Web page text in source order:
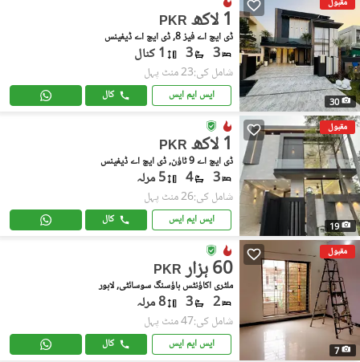
30
PKR 1 لاکھ
ڈی ایچ اے فیز 8, ڈی ایچ اے ڈیفینس
3
3 1 کنال
شامل کی:23 منٹ پہل
ایس ایم ایس کال
مقبول
19
PKR 1 لاکھ
ڈی ایچ اے 9 ٹاؤن, ڈی ایچ اے ڈیفینس
3
4 5 مرلہ
شامل کی:26 منٹ پہل
ایس ایم ایس کال
مقبول
7
PKR 60 ہزار
ملٹری اکاؤنٹس ہاؤسنگ سوسائٹی, لاہور
2
3 8 مرلہ
شامل کی:47 منٹ پہل
ایس ایم ایس کال